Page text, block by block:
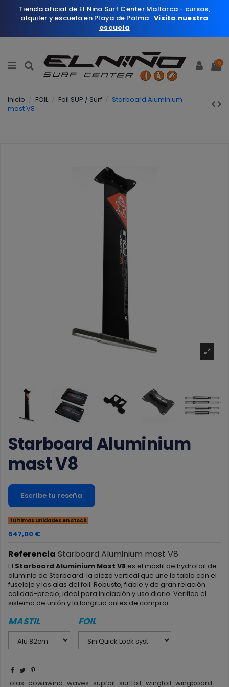
0
Inicio FOIL Foil SUP / Surf
Starboard Aluminium
mast V8
Starboard Aluminium
mast V8
Escribe tu reseña
Últimas unidades en stock
547,00 €
Referencia Starboard Aluminium mast V8
El Starboard Aluminium Mast V8 es el mástil de hydrofoil de
aluminio de Starboard: la pieza vertical que une la tabla con el
fuselaje y las alas del foil. Robusto, fiable y de gran relación
calidad-precio, ideal para iniciación y uso diario. Verifica el
sistema de unión y la longitud antes de comprar.
MASTIL FOIL
olas downwind waves supfoil surffoil wingfoil wingboard
Tienda oficial de El Nino Surf Center Mallorca - cursos,
alquiler y escuela en Playa de Palma Visita nuestra
escuela